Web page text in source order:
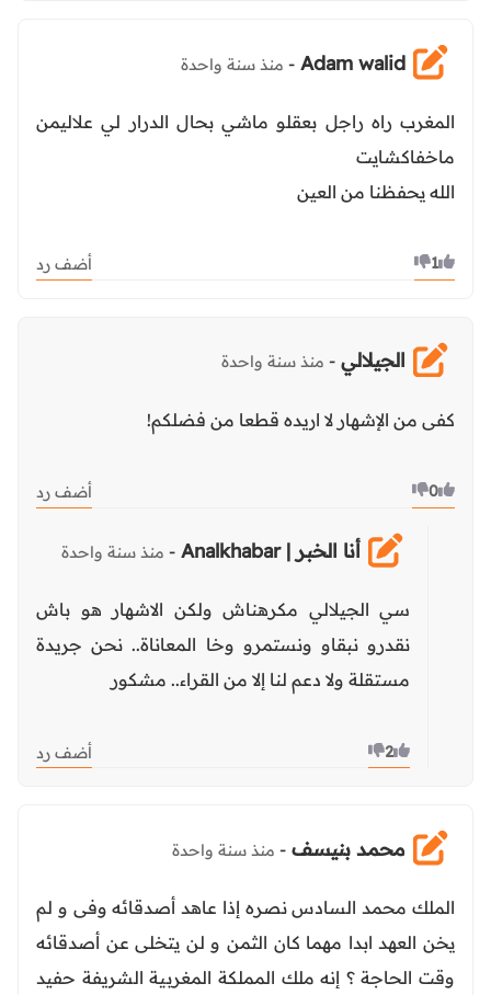
Adam walid
- منذ سنة واحدة
المغرب راه راجل بعقلو ماشي بحال الدرار لي علاليمن
ماخفاكشايت
الله يحفظنا من العين
1 أضف رد
الجيلالي - منذ سنة واحدة
كفى من الإشهار لا اريده قطعا من فضلكم!
0 أضف رد
أنا الخبر | Analkhabar - منذ سنة واحدة
سي الجيلالي مكرهناش ولكن الاشهار هو باش
نقدرو نبقاو ونستمرو وخا المعاناة.. نحن جريدة
مستقلة ولا دعم لنا إلا من القراء.. مشكور
2 أضف رد
محمد بنيسف - منذ سنة واحدة
الملك محمد السادس نصره إذا عاهد أصدقائه وفى و لم
يخن العهد ابدا مهما كان الثمن و لن يتخلى عن أصدقائه
وقت الحاجة ؟ إنه ملك المملكة المغربية الشريفة حفيد